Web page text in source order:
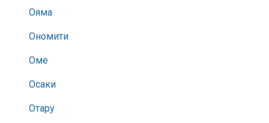
Ояма
Ономити
Оме
Осаки
Отару